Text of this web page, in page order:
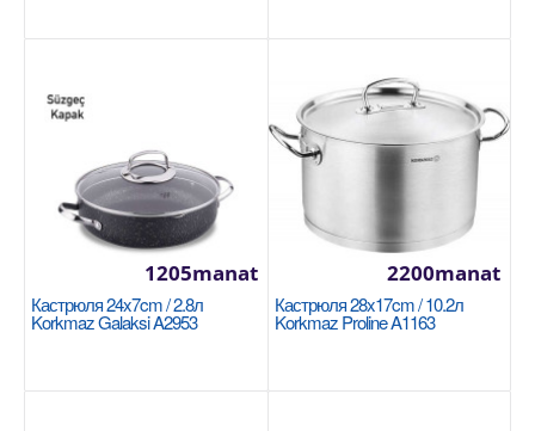
KORKMAZ
Кастрюля 24x7cm / 2.8л
Korkmaz Galaksi A2953
1205manat
Кастрюля 28x17cm / 10.2л
Korkmaz Proline A1163
2200manat